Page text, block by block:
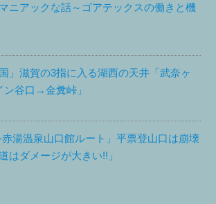
ニアックな話～ゴアテックスの働きと機
」滋賀の3指に入る湖西の天井「武奈ヶ
ン谷口→金糞峠」
湯温泉山口館ルート」平票登山口は崩壊
はダメージが大きい!!」